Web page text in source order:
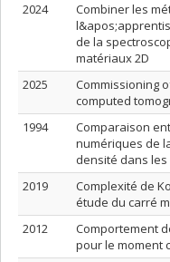
2024
Combiner les
de la
matériaux 2D
2025
Commissioning
computed
1994
Comparaison
numériques de
densité dans
2019
Complexité de
étude du carré
2012
Comportement
pour le moment